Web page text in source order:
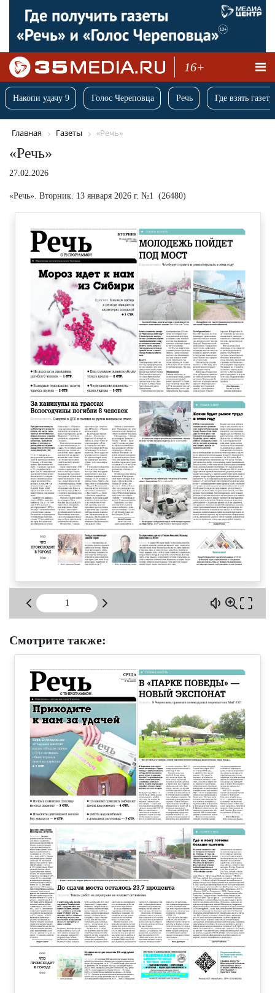
16+
Накопи удачу 9 Голос Череповца Речь Где взять
Главная Газеты «Речь»
«Речь»
27.02.2026
«Речь». Вторник. 13 января 2026 г. №1 (26480)
Смотрите также: